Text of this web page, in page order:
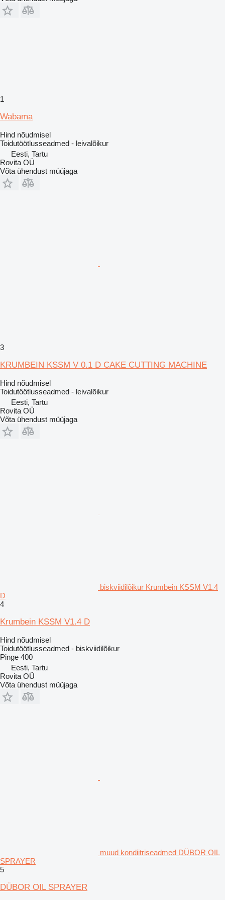
1
Wabama
Hind nõudmisel
Toidutöötlusseadmed - leivalõikur
Eesti, Tartu
Rovita OÜ
Võta ühendust müüjaga
3
KRUMBEIN KSSM V 0.1 D CAKE CUTTING MACHINE
Hind nõudmisel
Toidutöötlusseadmed - leivalõikur
Eesti, Tartu
Rovita OÜ
Võta ühendust müüjaga
biskviidilõikur Krumbein KSSM V1.4
D
4
Krumbein KSSM V1.4 D
Hind nõudmisel
Toidutöötlusseadmed - biskviidilõikur
Pinge 400
Eesti, Tartu
Rovita OÜ
Võta ühendust müüjaga
muud kondiitriseadmed DÜBOR OIL
SPRAYER
5
DÜBOR OIL SPRAYER